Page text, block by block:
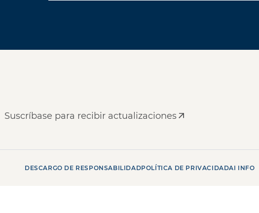
Suscríbase para recibir actualizaciones
DESCARGO DE RESPONSABILIDADPOLÍTICA DE PRIVACIDADAI INFO